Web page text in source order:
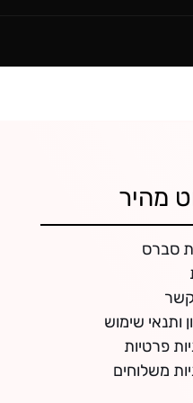
מהיר
סברס
ותנאי שימוש
פרטיות
משלוחים